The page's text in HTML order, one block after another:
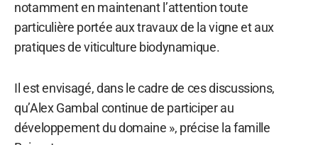
notamment en maintenant l’attention toute
particulière portée aux travaux de la vigne et aux
pratiques de viticulture biodynamique.
Il est envisagé, dans le cadre de ces discussions,
qu’Alex Gambal continue de participer au
développement du domaine », précise la famille